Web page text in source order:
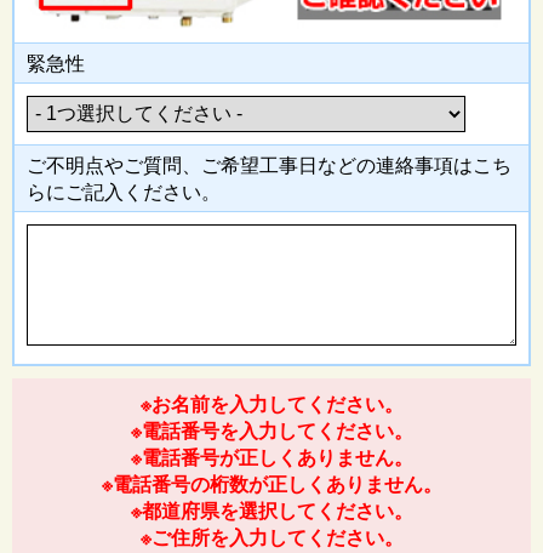
緊急性
ご不明点やご質問、ご希望工事日などの連絡事項はこち
らにご記入 ください。
※お名前を入力してください。
※電話番号を入力してください。
※電話番号が正しくありません。
※電話番号の桁数が正しくありません。
※都道府県を選択してください。
※ご住所を入力してください。